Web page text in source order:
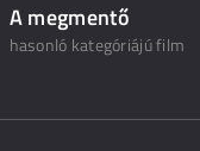
A megmentő
hasonló kategóriájú film